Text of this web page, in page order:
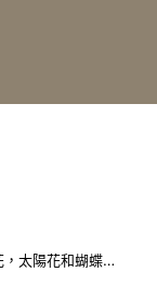
G花店讓你輕鬆訂花，太陽花和蝴蝶蘭花籃，適合每個重要時刻！-SF390